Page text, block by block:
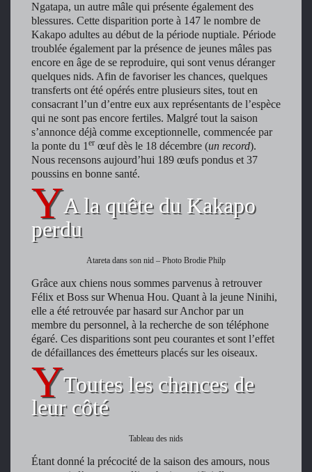
Ngatapa, un autre mâle qui présente également des
blessures. Cette disparition porte à 147 le nombre de
Kakapo adultes au début de la période nuptiale. Période
troublée également par la présence de jeunes mâles pas
encore en âge de se reproduire, qui sont venus déranger
quelques nids. Afin de favoriser les chances, quelques
transferts ont été opérés entre plusieurs sites, tout en
consacrant l’un d’entre eux aux représentants de l’espèce
qui ne sont pas encore fertiles. Malgré tout la saison
s’annonce déjà comme exceptionnelle, commencée par
la ponte du 1 er œuf dès le 18 décembre (un record).
Nous recensons aujourd’hui 189 œufs pondus et 37
poussins en bonne santé.
A la quête du Kakapo
perdu
Atareta dans son nid – Photo Brodie Philp
Grâce aux chiens nous sommes parvenus à retrouver
Félix et Boss sur Whenua Hou. Quant à la jeune Ninihi,
elle a été retrouvée par hasard sur Anchor par un
membre du personnel, à la recherche de son téléphone
égaré. Ces disparitions sont peu courantes et sont l’effet
de défaillances des émetteurs placés sur les oiseaux.
Toutes les chances de
leur côté
Tableau des nids
Étant donné la précocité de la saison des amours, nous